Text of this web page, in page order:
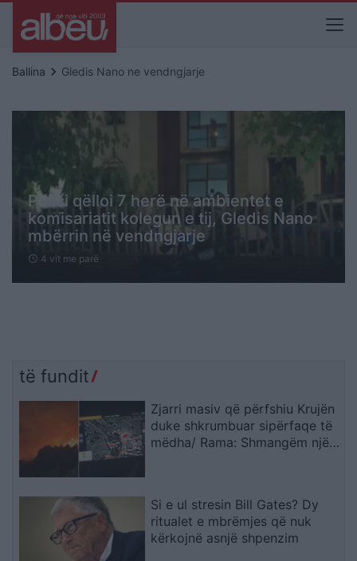
Ballina keyboard_arrow_right Gledis Nano ne vendngjarje
Polici qëlloi 7 herë në ambientet e
komisariatit kolegun e tij, Gledis Nano
mbërrin në vendngjarje
schedule 4 vit me parë
të fundit
Zjarri masiv që përfshiu Krujën
duke shkrumbuar sipërfaqe të
mëdha/ Rama: Shmangëm një
Si e ul stresin Bill Gates? Dy
ritualet e mbrëmjes që nuk
kërkojnë asnjë shpenzim